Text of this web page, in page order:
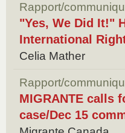
Rapport/
"Yes, We Did It!"
International
Celia Mather
Rapport/
MIGRANTE calls
case/Dec 15